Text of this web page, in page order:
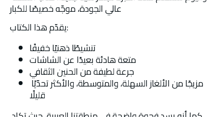
عالي الجودة، موجّه خصيصًا للكبار
يقدّم هذا الكتاب:
تنشيطًا ذهنيًا خفيفًا
متعة هادئة بعيدًا عن الشاشات
جرعة لطيفة من الحنين الثقافي
قليلًا